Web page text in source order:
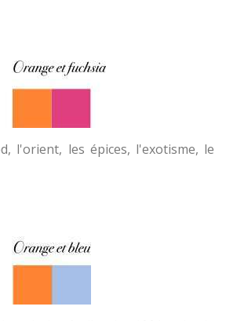
l'orient, les épices, l'exotisme, le